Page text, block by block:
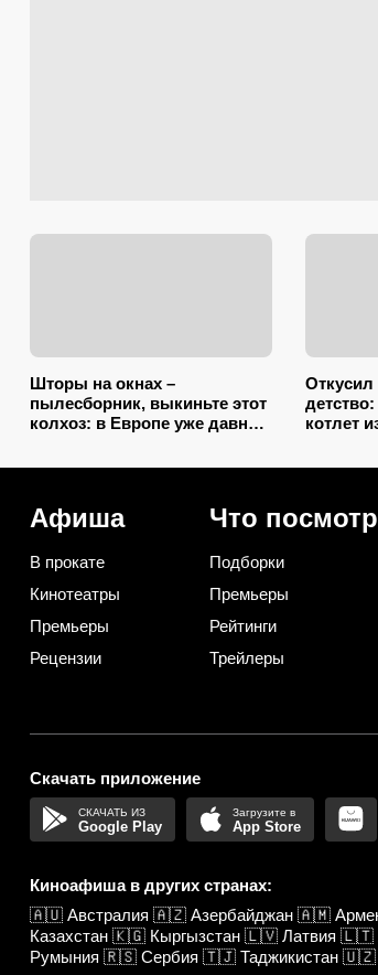
Шторы на окнах –
пылесборник, выкиньте этот
колхоз: в Европе уже давно
Откусил
котлет
Афиша
В прокате
Кинотеатры
Премьеры
Рецензии
Что
Подборки
Премьеры
Рейтинги
Трейлеры
Скачать приложение
Google Play App Store
Киноафиша в других странах:
🇦🇺 Австралия 🇦🇿 Азербайджан 🇦🇲
Казахстан 🇰🇬 Кыргызстан 🇱🇻 Латвия 🇱🇹
Румыния 🇷🇸 Сербия 🇹🇯 Таджикистан 🇺🇿